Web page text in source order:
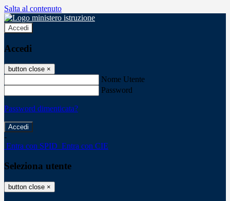
Salta al contenuto
Accedi
Accedi
button close ×
Nome Utente
Password
Password dimenticata?
-
Entra con SPID Entra con CIE
Seleziona utente
button close ×